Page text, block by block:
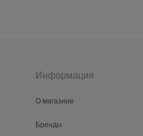
Информация
О магазине
Бренды